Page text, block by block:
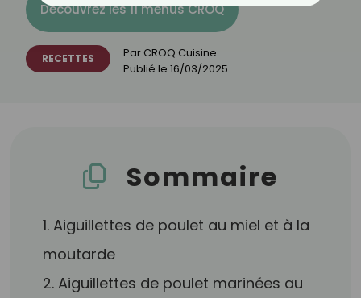
Découvrez les 11 menus CROQ
RECETTES Par CROQ Cuisine
Publié le 16/03/2025
Sommaire
1. Aiguillettes de poulet au miel et à la
moutarde
2. Aiguillettes de poulet marinées au